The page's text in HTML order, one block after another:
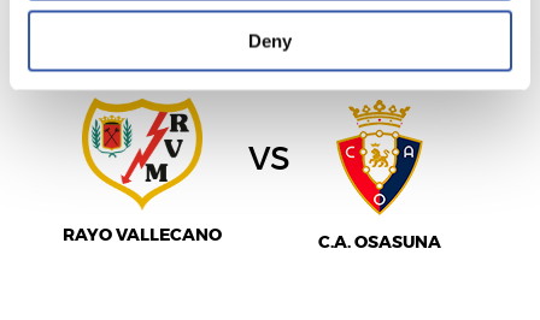
Deny
LALIGA
RAYO VALLECANO
vs
C.A. OSASUNA